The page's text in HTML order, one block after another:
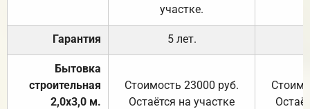
участке.
Гарантия 5 лет.
Бытовка
строительная
2,0х3,0 м.
Стоимость 23000 руб.
Остаётся на участке